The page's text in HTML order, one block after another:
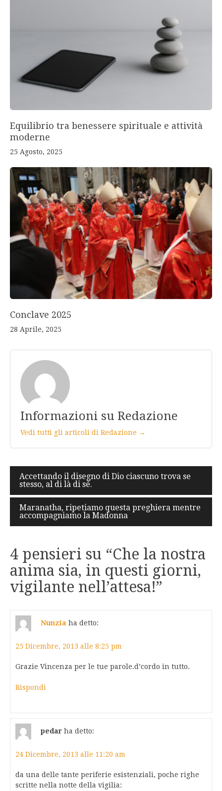
Equilibrio tra benessere spirituale e attività
moderne
25 Agosto, 2025
Conclave 2025
28 Aprile, 2025
Informazioni su Redazione
Vedi tutti gli articoli di Redazione →
Navigazione
articoli
Accettando il disegno di Dio ciascuno trova se
stesso, al di là di sé.
Maranatha, ripetiamo questa preghiera mentre
accompagniamo la Madonna
4 pensieri su “Che la nostra
anima sia, in questi giorni,
vigilante nell’attesa!”
Nunzia ha detto:
25 Dicembre, 2013 alle 8:25 pm
Grazie Vincenza per le tue parole.d’cordo in tutto.
Rispondi
pedar ha detto:
24 Dicembre, 2013 alle 11:20 am
da una delle tante periferie esistenziali, poche righe
scritte nella notte della vigilia: